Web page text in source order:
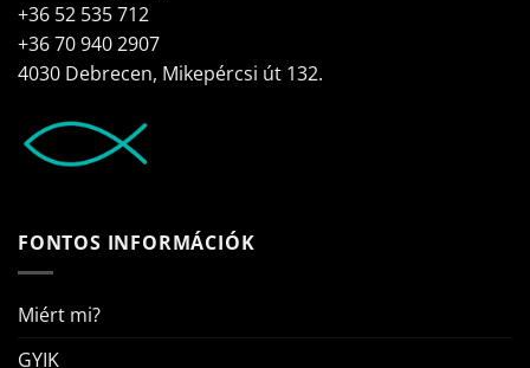
+36 52 535 712
+36 70 940 2907
4030 Debrecen, Mikepércsi út 132.
FONTOS INFORMÁCIÓK
Miért mi?
GYIK